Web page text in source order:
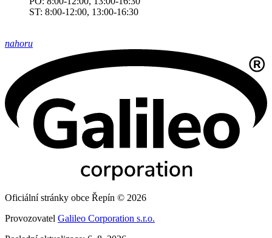
ST: 8:00-12:00, 13:00-16:30
nahoru
Oficiální stránky obce Řepín © 2026
Provozovatel Galileo Corporation s.r.o.